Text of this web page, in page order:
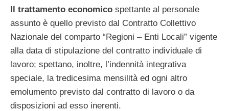
Il trattamento economico spettante al personale
assunto è quello previsto dal Contratto Collettivo
Nazionale del comparto “Regioni – Enti Locali” vigente
alla data di stipulazione del contratto individuale di
lavoro; spettano, inoltre, l’indennità integrativa
speciale, la tredicesima mensilità ed ogni altro
emolumento previsto dal contratto di lavoro o da
disposizioni ad esso inerenti.